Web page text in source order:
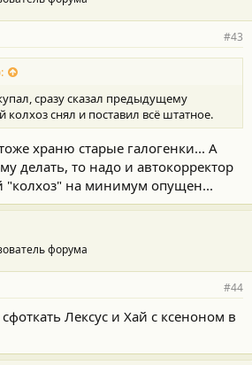
#43
сразу сказал предыдущему
колхоз снял и поставил всё штатное.
храню старые галогенки... А
делать, то надо и автокорректор
"колхоз" на минимум опущен...
форума
#44
Лексус и Хай с ксеноном в